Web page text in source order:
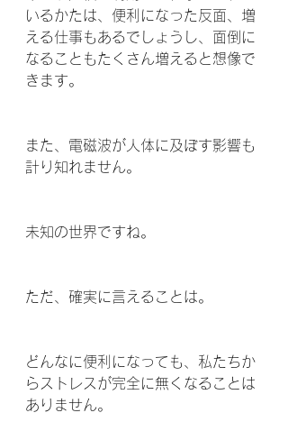
いるかたは、便利になった反面、増
える仕事もあるでしょうし、面倒に
なることもたくさん増えると想像で
きます。
また、電磁波が人体に及ぼす影響も
計り知れません。
未知の世界ですね。
ただ、確実に言えることは。
どんなに便利になっても、私たちか
らストレスが完全に無くなることは
ありません。